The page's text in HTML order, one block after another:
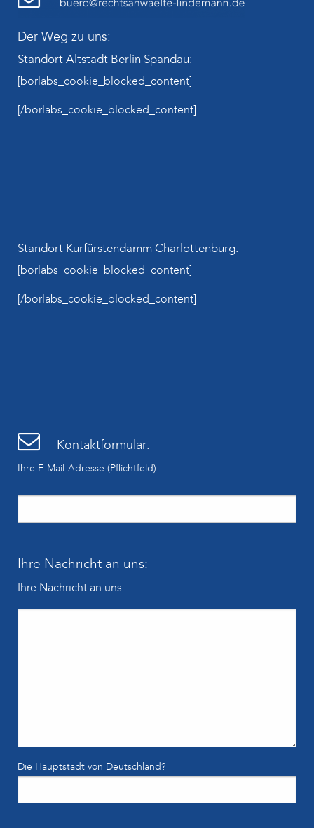
Der Weg zu uns:
Standort Altstadt Berlin Spandau:
[borlabs_cookie_blocked_content]
[/borlabs_cookie_blocked_content]
Standort Kurfürstendamm Charlottenburg:
[borlabs_cookie_blocked_content]
[/borlabs_cookie_blocked_content]
Kontaktformular:
Ihre E-Mail-Adresse (Pflichtfeld)
Ihre Nachricht an uns:
Ihre Nachricht an uns
Die Hauptstadt von Deutschland?